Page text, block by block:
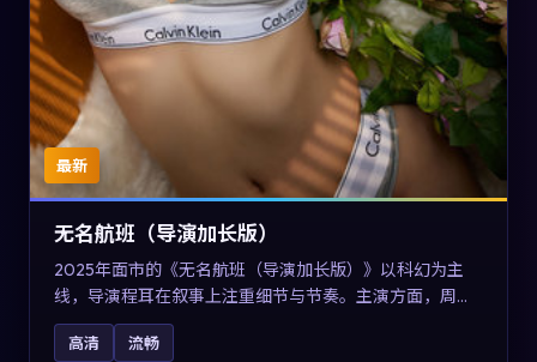
最新
无名航班（导演加长版）
2025年面市的《无名航班（导演加长版）》以科幻为主
线，导演程耳在叙事上注重细节与节奏。主演方面，周冬
雨、凯特·布兰切特与巩俐的表演为角色增添层次。故事以
女性视角重写传统类型片的叙事惯性，可作为美国影视爱
高清 流畅